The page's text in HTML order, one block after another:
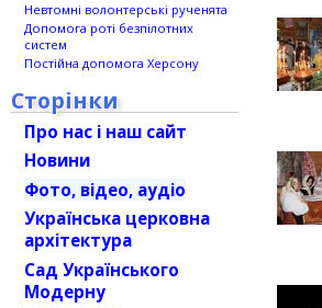
Невтомні волонтерські рученята
Допомога роті безпілотних
систем
Постійна допомога Херсону
Сторінки
Про нас і наш сайт
Новини
Фото, відео, аудіо
Українська церковна
архітектура
Сад Українського
Модерну